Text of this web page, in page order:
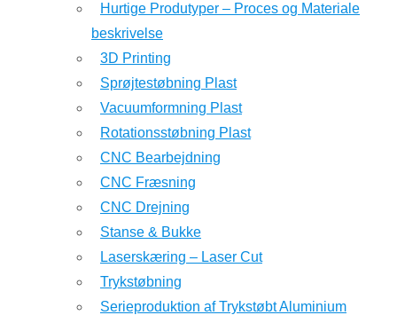
Hurtige Produtyper – Proces og Materiale
beskrivelse
3D Printing
Sprøjtestøbning Plast
Vacuumformning Plast
Rotationsstøbning Plast
CNC Bearbejdning
CNC Fræsning
CNC Drejning
Stanse & Bukke
Laserskæring – Laser Cut
Trykstøbning
Serieproduktion af Trykstøbt Aluminium